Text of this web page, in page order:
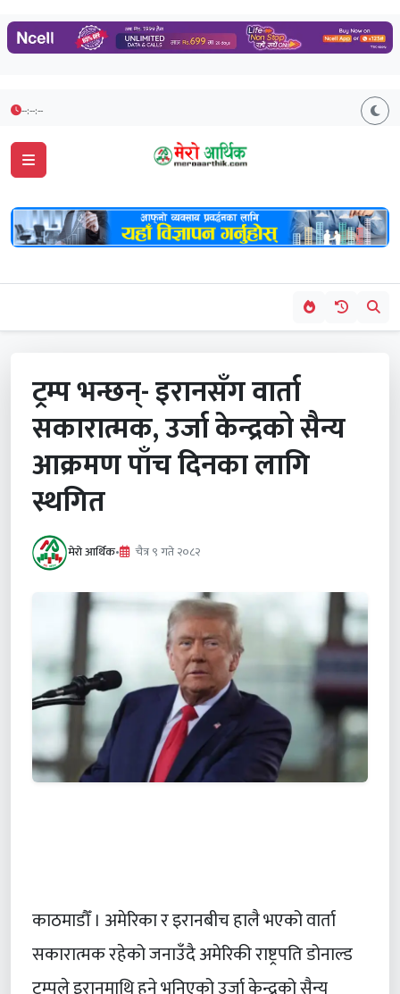
--:--:--
ट्रम्प भन्छन्- इरानसँग वार्ता
सकारात्मक, उर्जा केन्द्रको सैन्य
आक्रमण पाँच दिनका लागि
स्थगित
मेरो आर्थिक• चैत्र ९ गते २०८२
काठमाडौँ । अमेरिका र इरानबीच हालै भएको वार्ता
सकारात्मक रहेको जनाउँदै अमेरिकी राष्ट्रपति डोनाल्ड